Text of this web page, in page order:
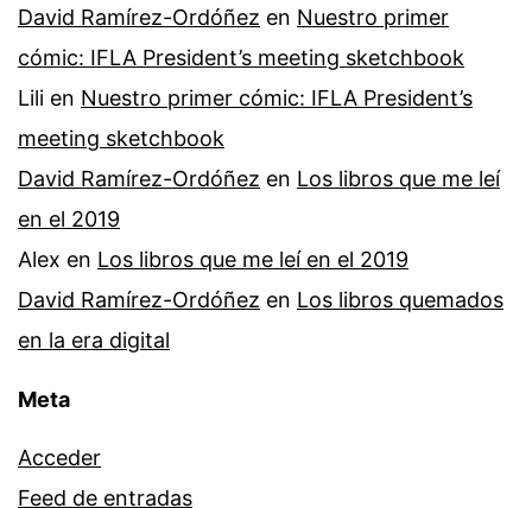
David Ramírez-Ordóñez en Nuestro primer
cómic: IFLA President’s meeting sketchbook
Lili en Nuestro primer cómic: IFLA President’s
meeting sketchbook
David Ramírez-Ordóñez en Los libros que me leí
en el 2019
Alex en Los libros que me leí en el 2019
David Ramírez-Ordóñez en Los libros quemados
en la era digital
Meta
Acceder
Feed de entradas